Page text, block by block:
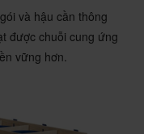
và hậu cần thông
được chuỗi cung ứng
vững hơn.